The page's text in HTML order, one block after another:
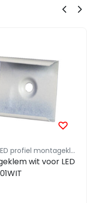
Luksus LED profiel montageklem
wit voor LED